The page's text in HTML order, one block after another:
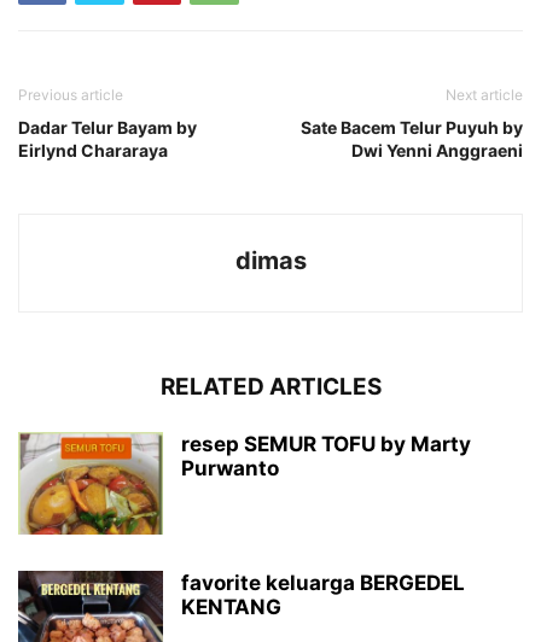
Previous article
Dadar Telur Bayam by
Eirlynd Chararaya
Next article
Sate Bacem Telur Puyuh by
Dwi Yenni Anggraeni
dimas
RELATED ARTICLES
resep SEMUR TOFU by Marty
Purwanto
favorite keluarga BERGEDEL
KENTANG